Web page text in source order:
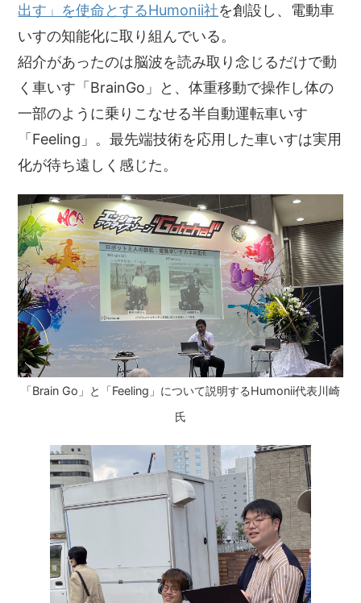
出す」を使命とするHumonii社を創設し、電動車
いすの知能化に取り組んでいる。
紹介があったのは脳波を読み取り念じるだけで動
く車いす「BrainGo」と、体重移動で操作し体の
一部のように乗りこなせる半自動運転車いす
「Feeling」。最先端技術を応用した車いすは実用
化が待ち遠しく感じた。
「Brain Go」と「Feeling」について説明するHumonii代表川崎
氏